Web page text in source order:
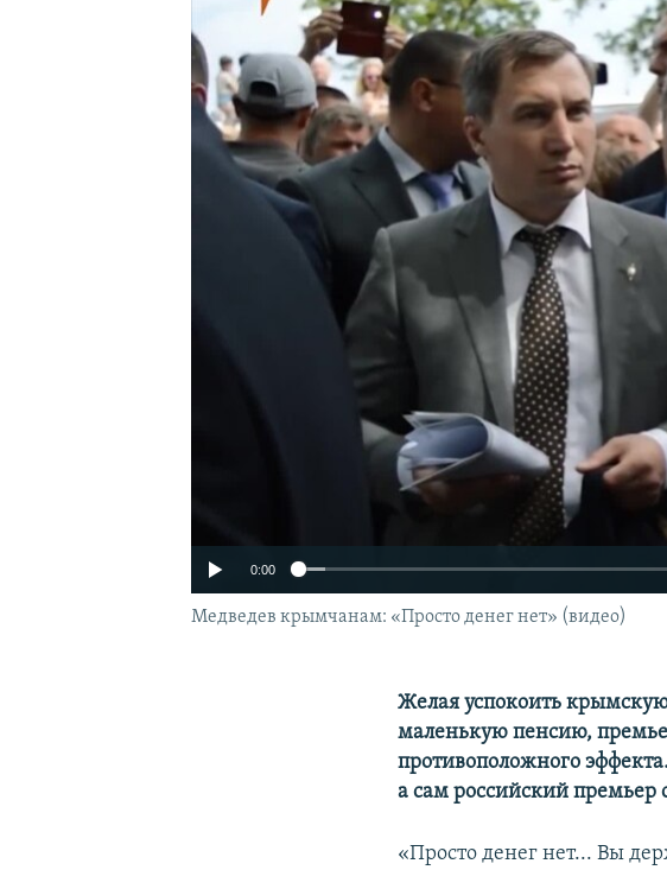
КРЫМ.НЕПОКОРЕННЫЙ
УКРАИНСКАЯ ПРОБЛЕМА КРЫМА
0:00
Медведев крымчанам: «Просто денег нет» (видео)
Желая успокоить
маленькую пенсию,
противоположного
а сам российский премьер
«Просто денег нет... Вы